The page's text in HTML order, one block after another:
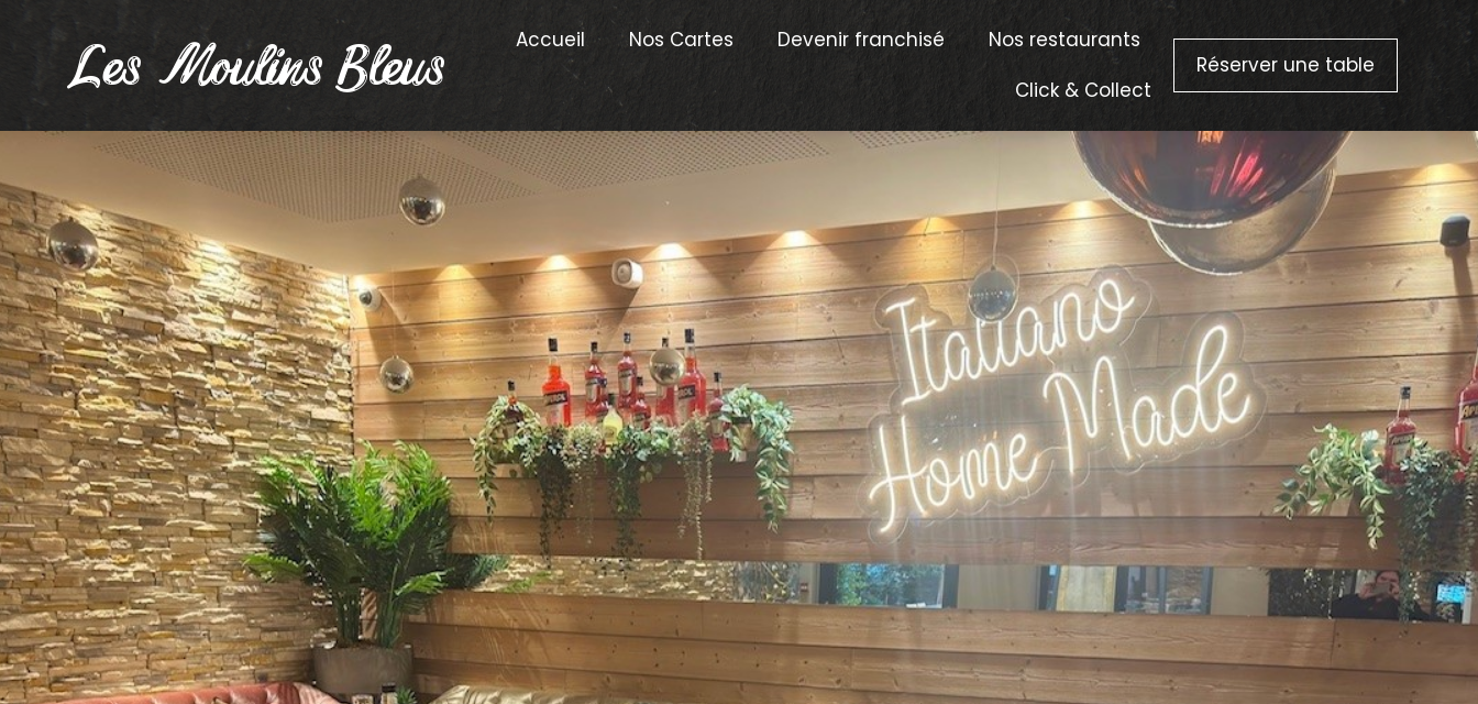
Les Moulins Bleus Accueil Nos Cartes Devenir franchisé
Nos restaurants
Click & Collect
Réserver une table